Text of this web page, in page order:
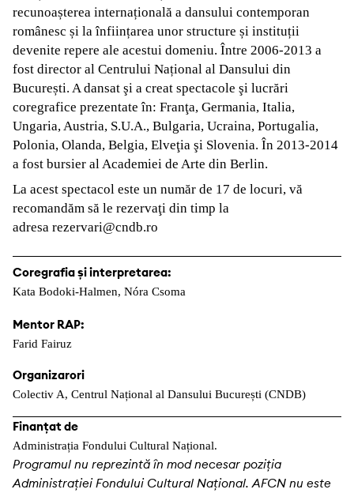
recunoașterea internațională a dansului contemporan
românesc și la înființarea unor structure și instituții
devenite repere ale acestui domeniu. Între 2006-2013 a
fost director al Centrului Național al Dansului din
București. A dansat şi a creat spectacole şi lucrări
coregrafice prezentate în: Franţa, Germania, Italia,
Ungaria, Austria, S.U.A., Bulgaria, Ucraina, Portugalia,
Polonia, Olanda, Belgia, Elveţia şi Slovenia. În 2013-2014
a fost bursier al Academiei de Arte din Berlin.
La acest spectacol este un număr de 17 de locuri, vă
recomandăm să le rezervaţi din timp la
adresa rezervari@cndb.ro
Coregrafia și interpretarea:
Kata Bodoki-Halmen, Nóra Csoma
Mentor RAP:
Farid Fairuz
Organizarori
Colectiv A, Centrul Național al Dansului București (CNDB)
Finanțat de
Administrația Fondului Cultural Național.
Programul nu reprezintă în mod necesar poziţia
Administrației Fondului Cultural Național. AFCN nu este